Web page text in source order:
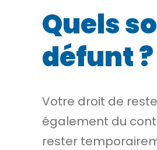
Quels
défunt ?
Votre droit de
également du
rester